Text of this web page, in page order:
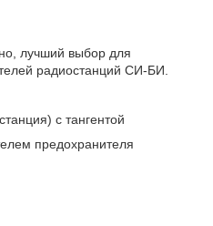
лучший выбор для
радиостанций СИ-БИ.
с тангентой
предохранителя